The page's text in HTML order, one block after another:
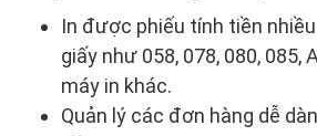
In được phiếu tính tiền
giấy như 058, 078, 080, 085,
máy in khác.
Quản lý các đơn hàng dễ